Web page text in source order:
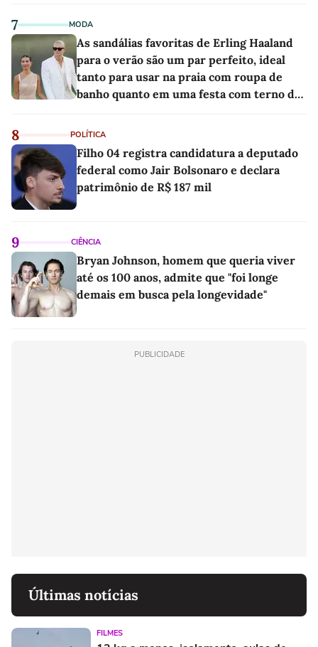
7 MODA
As sandálias favoritas de Erling Haaland
para o verão são um par perfeito, ideal
tanto para usar na praia com roupa de
banho quanto em uma festa com terno de
8 POLÍTICA
Filho 04 registra candidatura a deputado
federal como Jair Bolsonaro e declara
patrimônio de R$ 187 mil
9 CIÊNCIA
Bryan Johnson, homem que queria viver
até os 100 anos, admite que "foi longe
demais em busca pela longevidade"
PUBLICIDADE
Últimas notícias
FILMES